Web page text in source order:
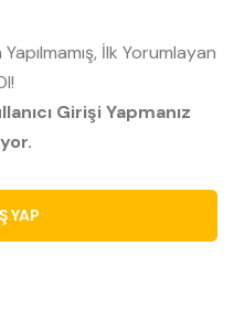
İlk Yorumlayan
Girişi Yapmanız
YAP